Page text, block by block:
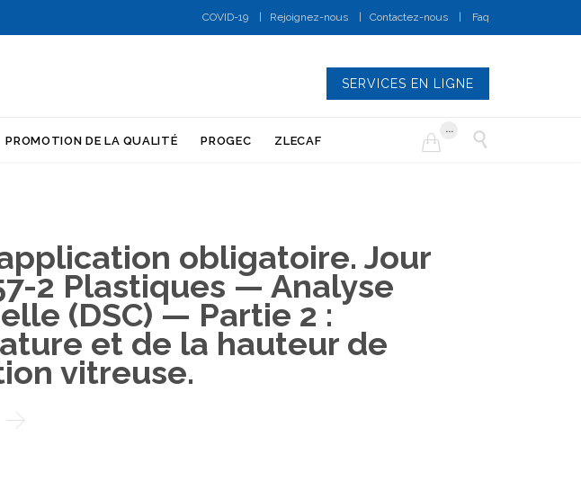
COVID-19 Rejoignez-nous Contactez-nous Faq
SERVICES EN LIGNE
PROMOTION DE LA QUALITÉ PROGEC ZLECAF 
...

obligatoire. Jour
2 Plastiques — Analyse
(DSC) — Partie 2 :
et de la hauteur de
vitreuse.
